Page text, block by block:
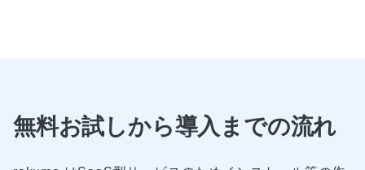
無料お試しから導入までの流れ